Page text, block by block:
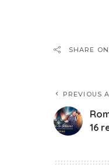
SHARE ON
PREVIOUS
16